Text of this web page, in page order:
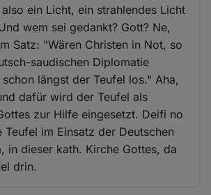
ein Licht, ein strahlendes Licht
wem sei gedankt? Gott? Ne,
Satz: "Wären Christen in Not, so
saudischen Diplomatie
längst der Teufel los." Aha,
dafür wird der Teufel als
zur Hilfe eingesetzt. Deifi no
im Einsatz der Deutschen
in dieser kath. Kirche Gottes, da
drin.